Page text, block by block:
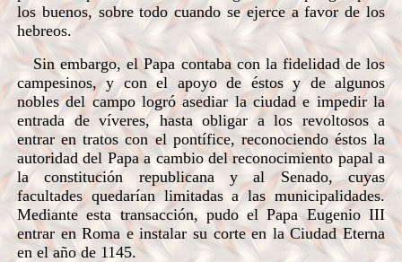
los buenos, sobre todo cuando se ejerce a favor de los
hebreos.
Sin embargo, el Papa contaba con la fidelidad de los
campesinos, y con el apoyo de éstos y de algunos
nobles del campo logró asediar la ciudad e impedir la
entrada de víveres, hasta obligar a los revoltosos a
entrar en tratos con el pontífice, reconociendo éstos la
autoridad del Papa a cambio del reconocimiento papal a
la constitución republicana y al Senado, cuyas
facultades quedarían limitadas a las municipalidades.
Mediante esta transacción, pudo el Papa Eugenio III
entrar en Roma e instalar su corte en la Ciudad Eterna
en el año de 1145.